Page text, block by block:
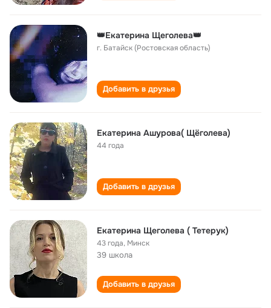
👑Екатерина Щеголева👑
г. Батайск (Ростовская область)
Добавить в друзья
Екатерина Ашурова( Щёголева)
44 года
Добавить в друзья
Екатерина Щеголева ( Тетерук)
43 года, Минск
39 школа
Добавить в друзья